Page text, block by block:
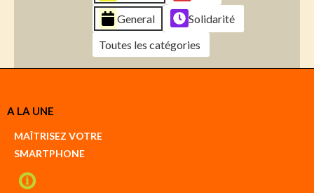
General
Solidarité
Toutes les catégories
Créer
compte
A LA UNE
MAÎTRISEZ VOTRE
SMARTPHONE